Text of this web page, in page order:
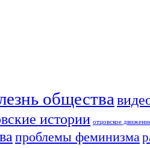
общества
истории отцовское
проблемы феминизма